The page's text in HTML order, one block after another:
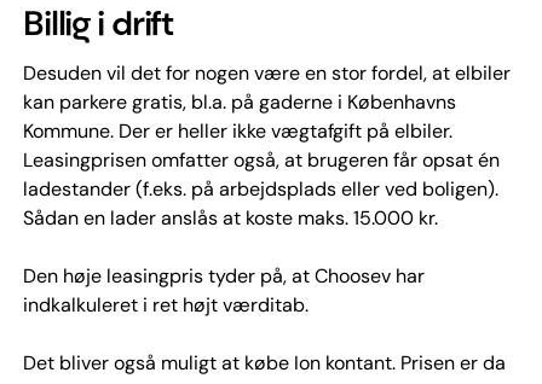
Billig i drift
Desuden vil det for nogen være en stor fordel, at elbiler
kan parkere gratis, bl.a. på gaderne i Københavns
Kommune. Der er heller ikke vægtafgift på elbiler.
Leasingprisen omfatter også, at brugeren får opsat én
ladestander (f.eks. på arbejdsplads eller ved boligen).
Sådan en lader anslås at koste maks. 15.000 kr.
Den høje leasingpris tyder på, at Choosev har
indkalkuleret i ret højt værditab.
Det bliver også muligt at købe Ion kontant. Prisen er da